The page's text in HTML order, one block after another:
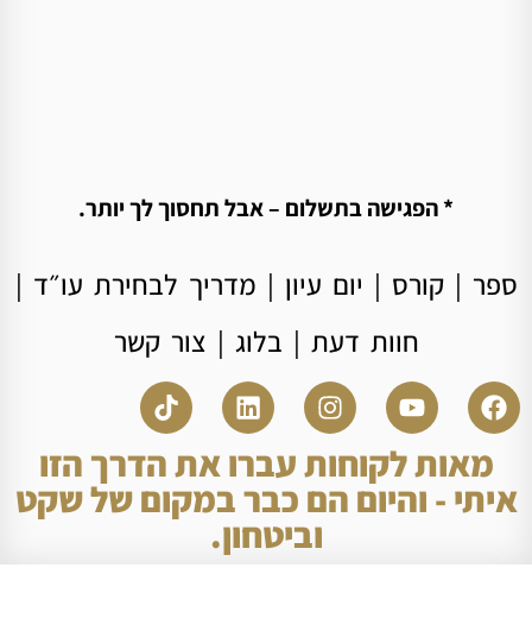
* הפגישה בתשלום – אבל תחסוך לך יותר.
ספר |קורס | יום עיון | מדריך לבחירת עו״ד |
חוות דעת | בלוג | צור קשר
מאות לקוחות עברו את הדרך הזו
איתי - והיום הם כבר במקום של שקט
וביטחון.